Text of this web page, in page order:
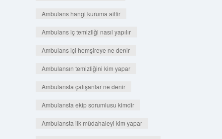
Ambulans hangi kuruma aittir
Ambulans iç temizliği nasıl yapılır
Ambulans içi hemşireye ne denir
Ambulansın temizliğini kim yapar
Ambulansta çalışanlar ne denir
Ambulansta ekip sorumlusu kimdir
Ambulansta ilk müdahaleyi kim yapar